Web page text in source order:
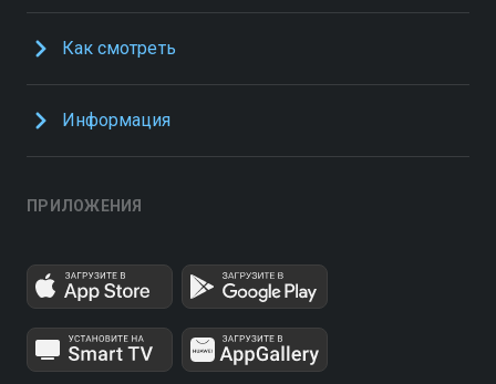
Как смотреть
Информация
ПРИЛОЖЕНИЯ